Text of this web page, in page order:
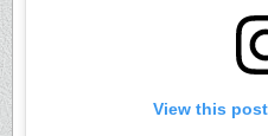
View this